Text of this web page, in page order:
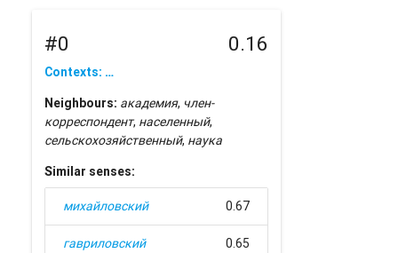
#0 0.16
Contexts: …
Neighbours: академия, член-
корреспондент, населенный,
сельскохозяйственный, наука
Similar senses:
михайловский 0.67
гавриловский 0.65